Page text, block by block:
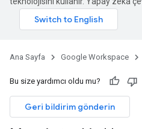
Ana Sayfa Google Workspace
Bu size yardımcı oldu mu?
Geri bildirim gönderin